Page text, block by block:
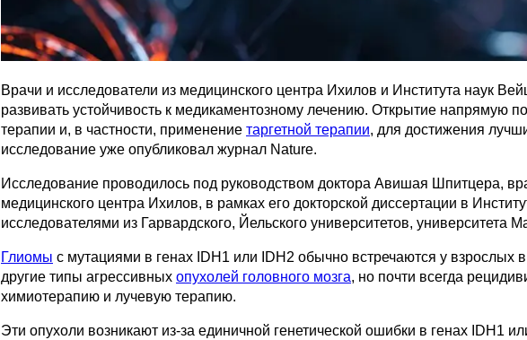
Врачи и исследователи из медицинского центра Ихилов и Института наук
развивать устойчивость к медикаментозному лечению. Открытие напрямую
терапии и, в частности, применение таргетной терапии, для достижения
исследование уже опубликовал журнал Nature.
Исследование проводилось под руководством доктора Авишая Шпитцера,
медицинского центра Ихилов, в рамках его докторской диссертации в
исследователями из Гарвардского, Йельского университетов,
Глиомы с мутациями в генах IDH1 или IDH2 обычно встречаются у взрослых
другие типы агрессивных опухолей головного мозга, но почти всегда
химиотерапию и лучевую терапию.
Эти опухоли возникают из-за единичной генетической ошибки в генах IDH1